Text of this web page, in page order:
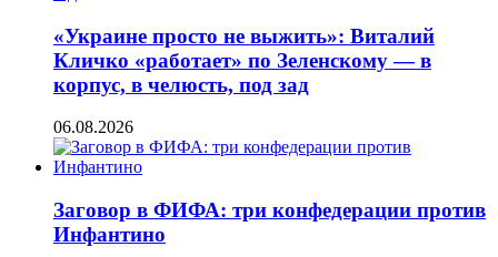
«Украине просто не выжить»: Виталий
Кличко «работает» по Зеленскому — в
корпус, в челюсть, под зад
06.08.2026
Заговор в ФИФА: три конфедерации против
Инфантино